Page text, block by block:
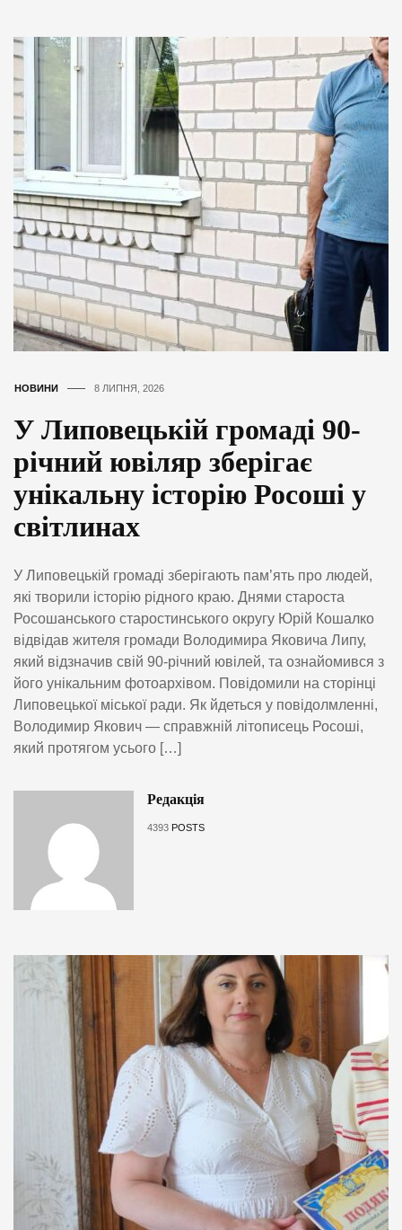
НОВИНИ 8 ЛИПНЯ, 2026
У Липовецькій громаді 90-
річний ювіляр зберігає
унікальну історію Росоші у
світлинах
У Липовецькій громаді зберігають пам’ять про людей,
які творили історію рідного краю. Днями староста
Росошанського старостинського округу Юрій Кошалко
відвідав жителя громади Володимира Яковича Липу,
який відзначив свій 90-річний ювілей, та ознайомився з
його унікальним фотоархівом. Повідомили на сторінці
Липовецької міської ради. Як йдеться у повідолмленні,
Володимир Якович — справжній літописець Росоші,
який протягом усього […]
Редакція
4393 POSTS